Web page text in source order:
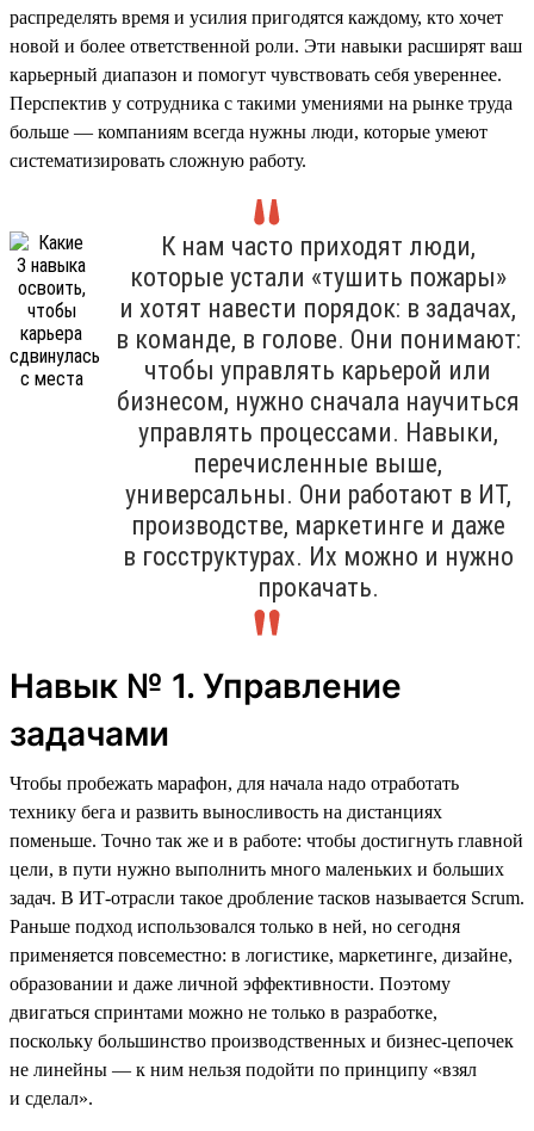
распределять время и усилия пригодятся каждому, кто хочет
новой и более ответственной роли. Эти навыки расширят ваш
карьерный диапазон и помогут чувствовать себя увереннее.
Перспектив у сотрудника с такими умениями на рынке труда
больше — компаниям всегда нужны люди, которые умеют
систематизировать сложную работу.
К нам часто приходят люди,
которые устали «тушить пожары»
и хотят навести порядок: в задачах,
в команде, в голове. Они понимают:
чтобы управлять карьерой или
бизнесом, нужно сначала научиться
управлять процессами. Навыки,
перечисленные выше,
универсальны. Они работают в ИТ,
производстве, маркетинге и даже
в госструктурах. Их можно и нужно
прокачать.
Навык № 1. Управление
задачами
Чтобы пробежать марафон, для начала надо отработать
технику бега и развить выносливость на дистанциях
поменьше. Точно так же и в работе: чтобы достигнуть главной
цели, в пути нужно выполнить много маленьких и больших
задач. В ИТ-отрасли такое дробление тасков называется Scrum.
Раньше подход использовался только в ней, но сегодня
применяется повсеместно: в логистике, маркетинге, дизайне,
образовании и даже личной эффективности. Поэтому
двигаться спринтами можно не только в разработке,
поскольку большинство производственных и бизнес-цепочек
не линейны — к ним нельзя подойти по принципу «взял
и сделал».